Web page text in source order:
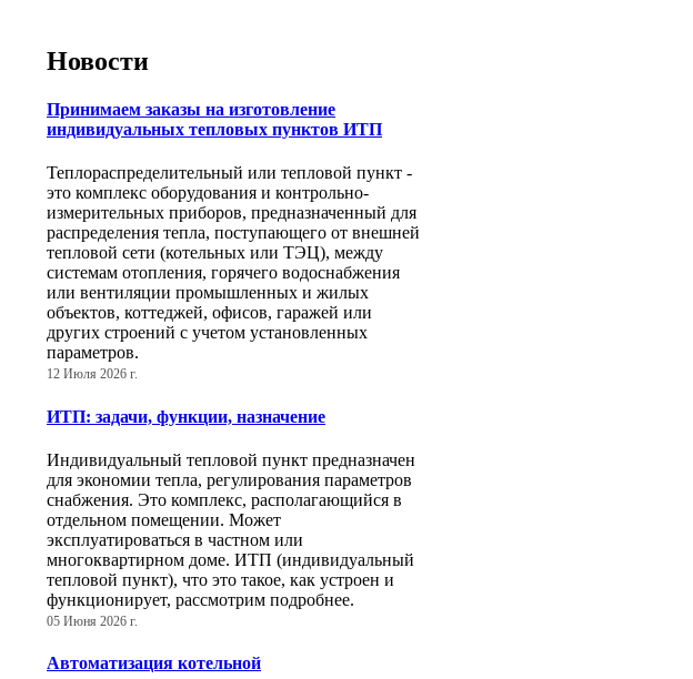
Новости
Принимаем заказы на изготовление
индивидуальных тепловых пунктов ИТП
Теплораспределительный или тепловой пункт -
это комплекс оборудования и контрольно-
измерительных приборов, предназначенный для
распределения тепла, поступающего от внешней
тепловой сети (котельных или ТЭЦ), между
системам отопления, горячего водоснабжения
или вентиляции промышленных и жилых
объектов, коттеджей, офисов, гаражей или
других строений с учетом установленных
параметров.
12 Июля 2026 г.
ИТП: задачи, функции, назначение
Индивидуальный тепловой пункт предназначен
для экономии тепла, регулирования параметров
снабжения. Это комплекс, располагающийся в
отдельном помещении. Может
эксплуатироваться в частном или
многоквартирном доме. ИТП (индивидуальный
тепловой пункт), что это такое, как устроен и
функционирует, рассмотрим подробнее.
05 Июня 2026 г.
Автоматизация котельной